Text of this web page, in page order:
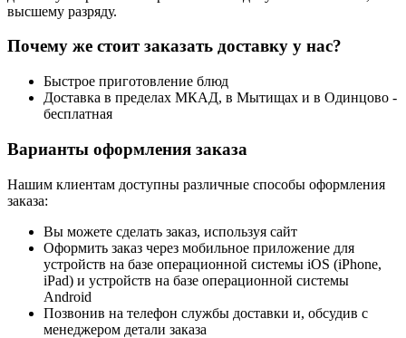
высшему разряду.
Почему же стоит заказать доставку у нас?
Быстрое приготовление блюд
Доставка в пределах МКАД, в Мытищах и в Одинцово -
бесплатная
Варианты оформления заказа
Нашим клиентам доступны различные способы оформления
заказа:
Вы можете сделать заказ, используя сайт
Оформить заказ через мобильное приложение для
устройств на базе операционной системы iOS (iPhone,
iPad) и устройств на базе операционной системы
Android
Позвонив на телефон службы доставки и, обсудив с
менеджером детали заказа